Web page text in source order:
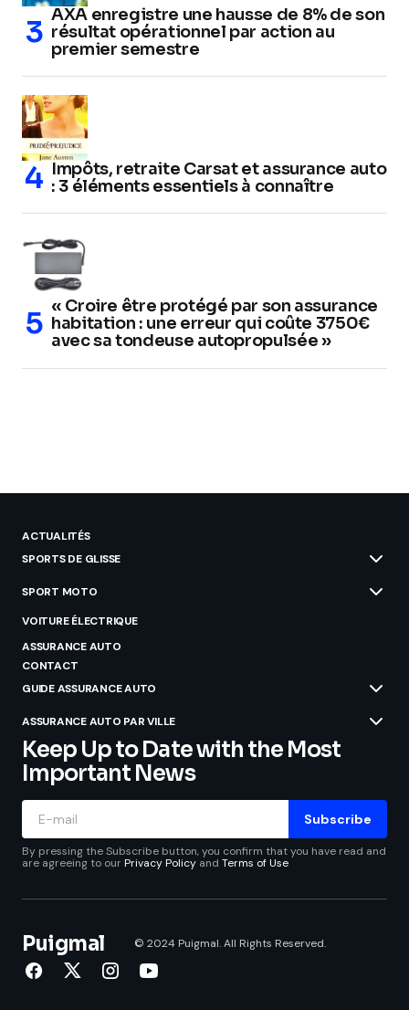
AXA enregistre une hausse de 8% de son
résultat opérationnel par action au
premier semestre
Impôts, retraite Carsat et assurance auto
: 3 éléments essentiels à connaître
« Croire être protégé par son assurance
habitation : une erreur qui coûte 3750€
avec sa tondeuse autopropulsée »
ACTUALITÉS
SPORTS DE GLISSE
SPORT MOTO
VOITURE ÉLECTRIQUE
ASSURANCE AUTO
CONTACT
GUIDE ASSURANCE AUTO
ASSURANCE AUTO PAR VILLE
Keep Up to Date with the Most
Important News
Subscribe
By pressing the Subscribe button, you confirm that you have read and
are agreeing to ourPrivacy Policy and Terms of Use
Puigmal © 2024 Puigmal. All Rights Reserved.